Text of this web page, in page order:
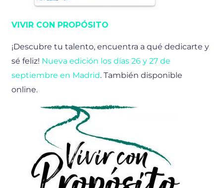
VIVIR CON PROPÓSITO
¡Descubre tu talento, encuentra a qué dedicarte y
sé feliz! Nueva edición los días 26 y 27 de
septiembre en Madrid. También disponible
online.